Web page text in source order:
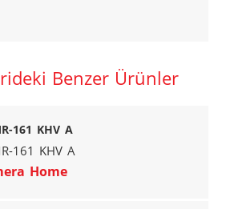
Benzer Ürünler
161 KHV A
161 KHV A
Home